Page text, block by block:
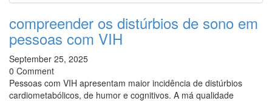
compreender os distúrbios de sono em
pessoas com VIH
September 25, 2025
0 Comment
Pessoas com VIH apresentam maior incidência de distúrbios
cardiometabólicos, de humor e cognitivos. A má qualidade